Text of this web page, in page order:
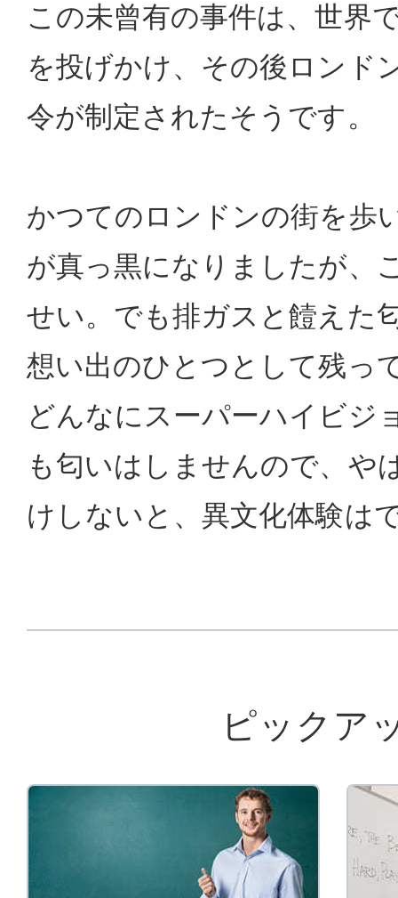
この未曾有の事件は、世界
を投げかけ、その後ロンド
令が制定されたそうです。
かつてのロンドンの街を歩
が真っ黒になりましたが、
せい。でも排ガスと饐えた
想い出のひとつとして残っ
どんなにスーパーハイビジ
も匂いはしませんので、や
けしないと、異文化体験は
ピックア